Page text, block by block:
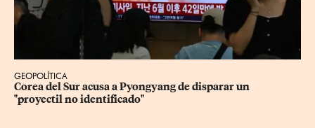
GEOPOLÍTICA
Corea del Sur acusa a Pyongyang de disparar un
"proyectil no identificado"